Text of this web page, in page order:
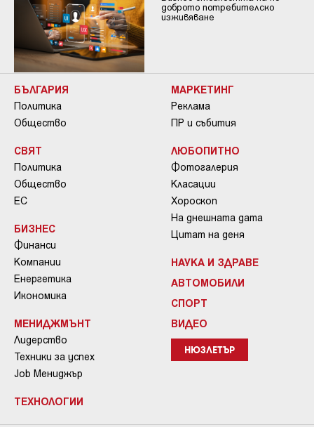
доброто потребителско
изживяване
БЪЛГАРИЯ
Политика
Общество
СВЯТ
Политика
Общество
ЕС
БИЗНЕС
Финанси
Компании
Енергетика
Икономика
МЕНИДЖМЪНТ
Лидерство
Техники за успех
Job Мениджър
ТЕХНОЛОГИИ
МАРКЕТИНГ
Реклама
ПР и събития
ЛЮБОПИТНО
Фотогалерия
Класации
Хороскоп
На днешната дата
Цитат на деня
НАУКА И ЗДРАВЕ
АВТОМОБИЛИ
СПОРТ
ВИДЕО
НЮЗЛЕТЪР